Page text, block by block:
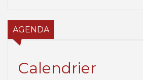
AGENDA
Calendrier